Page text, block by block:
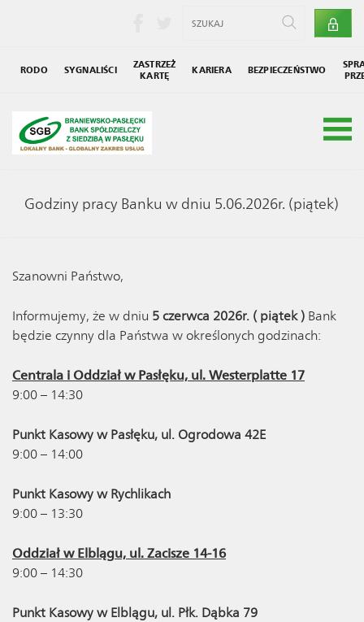
RODO SYGNALIŚCI
ZASTRZEŻ
KARTĘ
KARIERA BEZPIECZEŃSTWO
Godziny pracy Banku w dniu 5.06.2026r. (piątek)
Szanowni Państwo,
Informujemy, że w dniu 5 czerwca 2026r. ( piątek ) Bank
będzie czynny dla Państwa w określonych godzinach:
Centrala i Oddział w Pasłęku, ul. Westerplatte 17
9:00 – 14:30
Punkt Kasowy w Pasłęku, ul. Ogrodowa 42E
9:00 – 14:00
Punkt Kasowy w Rychlikach
9:00 – 13:30
Oddział w Elblągu, ul. Zacisze 14-16
9:00 – 14:30
Punkt Kasowy w Elblągu, ul. Płk. Dąbka 79